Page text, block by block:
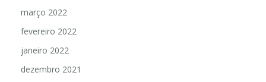
março 2022
fevereiro 2022
janeiro 2022
dezembro 2021